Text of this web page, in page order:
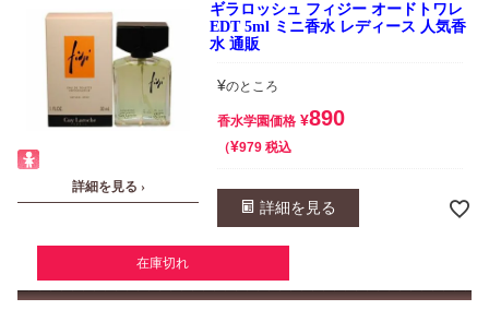
詳細を見る ›
ギラロッシュ フィジー オードトワレ
EDT 5ml ミニ香水 レディース 人気香
水 通販
¥のところ
香水学園価格 ¥890
¥979 税込
詳細を見る
在庫切れ